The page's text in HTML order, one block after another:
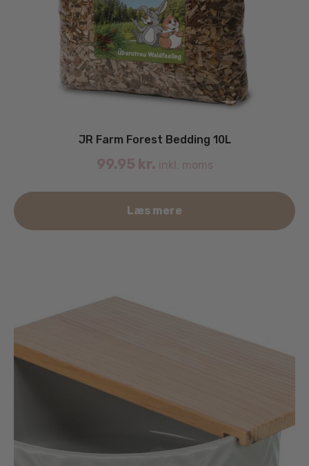
JR Farm Forest Bedding 10L
99.95 kr. inkl. moms
Læs mere